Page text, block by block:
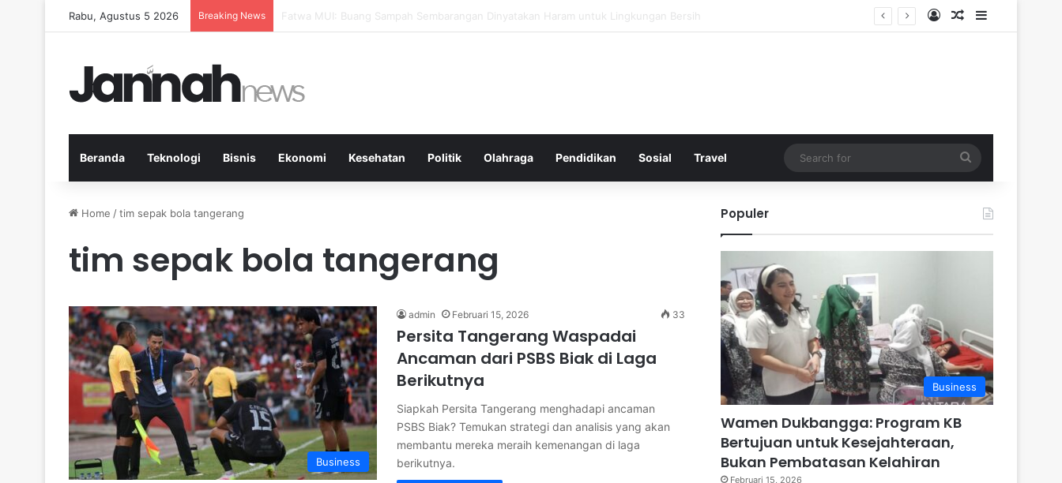
Rabu, Agustus 5 2026 Breaking News Pep Guardiola Bergembira Memiliki John Stones Kembali di Timnya Log InRandom Article
Sidebar
Beranda Teknologi Bisnis Ekonomi Kesehatan Politik Olahraga Pendidikan Sosial Travel
for
Home /tim sepak bola tangerang
tim sepak bola tangerang
Business
admin Februari 15, 2026 33
Persita Tangerang Waspadai
Ancaman dari PSBS Biak di Laga
Berikutnya
Siapkah Persita Tangerang menghadapi ancaman
PSBS Biak? Temukan strategi dan analisis yang akan
membantu mereka meraih kemenangan di laga
berikutnya.
Populer
Business
Wamen Dukbangga: Program KB
Bertujuan untuk Kesejahteraan,
Bukan Pembatasan Kelahiran
Februari 15, 2026